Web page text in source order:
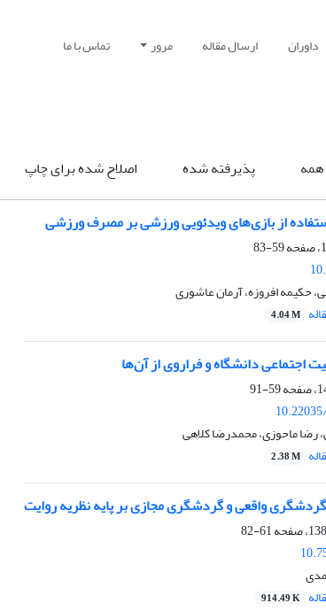
داوران ارسال مقاله مرور تماس با ما
همه پذیرفته شده اصلاح شده برای چاپ
از بازی‌های ویدئویی ورزشی بر مصرف ورزشی
59-83
حکیمه افروزه، آرمان عاشوری
4.04 M
اجتماعی دانشگاه و فراروی از آن‌ها
59-91
رضا ماحوزی، محمدرضا کلاهی
2.38 M
واقعی و گردشگری مجازی بر پایه نظریه روایت
61-82
914.49 K